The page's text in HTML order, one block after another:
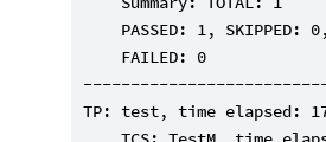
PASSED: 1, SKIPPED:
    FAILED: 0
TP: test, time elapsed: